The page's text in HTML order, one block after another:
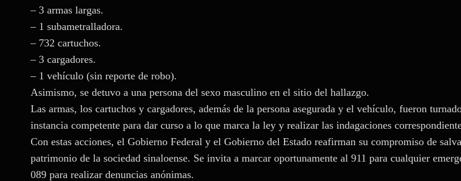
– 3 armas largas.
– 1 subametralladora.
– 732 cartuchos.
– 3 cargadores.
– 1 vehículo (sin reporte de robo).
Asimismo, se detuvo a una persona del sexo masculino en el sitio del hallazgo.
Las armas, los cartuchos y cargadores, además de la persona asegurada y el vehículo, fueron
instancia competente para dar curso a lo que marca la ley y realizar las indagaciones
Con estas acciones, el Gobierno Federal y el Gobierno del Estado reafirman su compromiso de
patrimonio de la sociedad sinaloense. Se invita a marcar oportunamente al 911 para cualquier
089 para realizar denuncias anónimas.